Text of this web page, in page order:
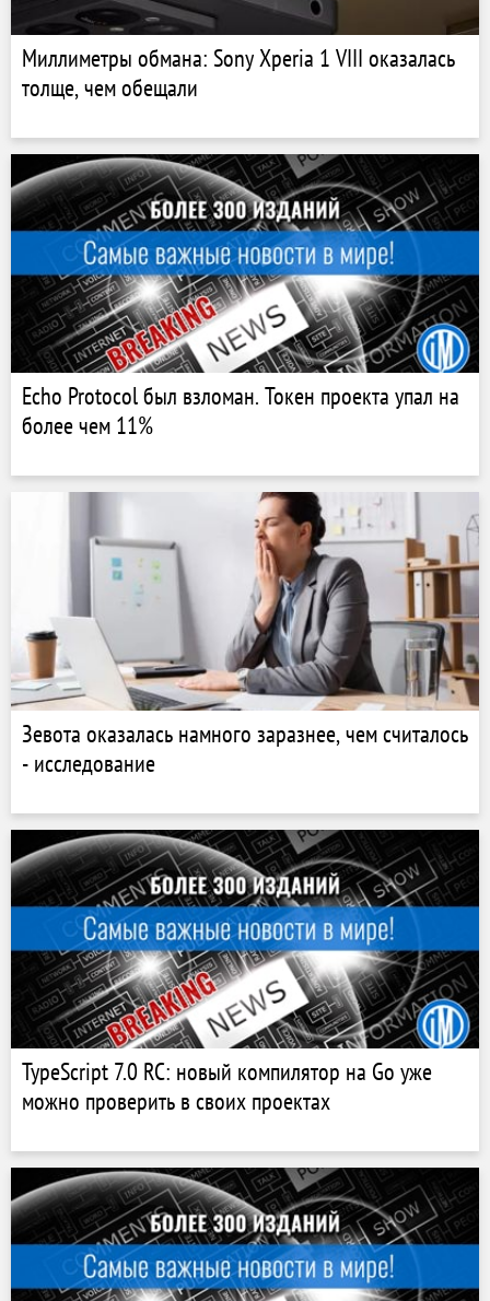
Миллиметры обмана: Sony Xperia 1 VIII оказалась
толще, чем обещали
Echo Protocol был взломан. Токен проекта упал на
более чем 11%
Зевота оказалась намного заразнее, чем считалось
- исследование
TypeScript 7.0 RC: новый компилятор на Go уже
можно проверить в своих проектах